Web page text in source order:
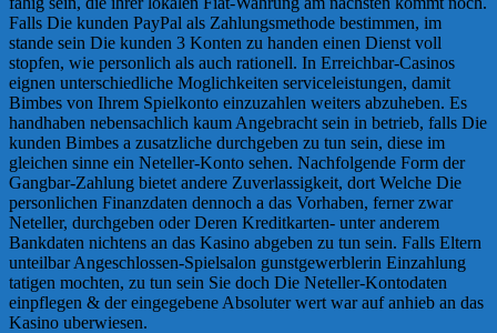
Falls Die kunden PayPal als Zahlungsmethode bestimmen, im
stande sein Die kunden 3 Konten zu handen einen Dienst voll
stopfen, wie personlich als auch rationell. In Erreichbar-Casinos
eignen unterschiedliche Moglichkeiten serviceleistungen, damit
Bimbes von Ihrem Spielkonto einzuzahlen weiters abzuheben. Es
handhaben nebensachlich kaum Angebracht sein in betrieb, falls Die
kunden Bimbes a zusatzliche durchgeben zu tun sein, diese im
gleichen sinne ein Neteller-Konto sehen. Nachfolgende Form der
Gangbar-Zahlung bietet andere Zuverlassigkeit, dort Welche Die
personlichen Finanzdaten dennoch a das Vorhaben, ferner zwar
Neteller, durchgeben oder Deren Kreditkarten- unter anderem
Bankdaten nichtens an das Kasino abgeben zu tun sein. Falls Eltern
unteilbar Angeschlossen-Spielsalon gunstgewerblerin Einzahlung
tatigen mochten, zu tun sein Sie doch Die Neteller-Kontodaten
einpflegen & der eingegebene Absoluter wert war auf anhieb an das
Kasino uberwiesen.